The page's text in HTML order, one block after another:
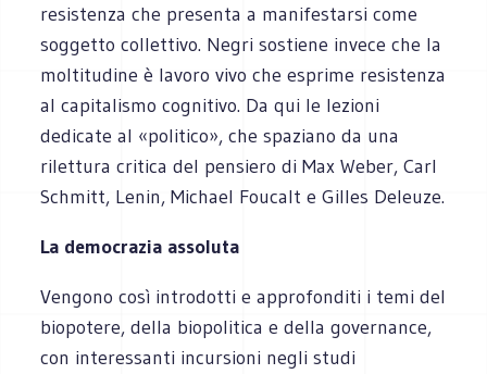
resistenza che presenta a manifestarsi come
soggetto collettivo. Negri sostiene invece che la
moltitudine è lavoro vivo che esprime resistenza
al capitalismo cognitivo. Da qui le lezioni
dedicate al «politico», che spaziano da una
rilettura critica del pensiero di Max Weber, Carl
Schmitt, Lenin, Michael Foucalt e Gilles Deleuze.
La democrazia assoluta
Vengono così introdotti e approfonditi i temi del
biopotere, della biopolitica e della governance,
con interessanti incursioni negli studi